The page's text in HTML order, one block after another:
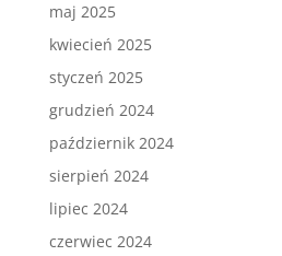
maj 2025
kwiecień 2025
styczeń 2025
grudzień 2024
październik 2024
sierpień 2024
lipiec 2024
czerwiec 2024